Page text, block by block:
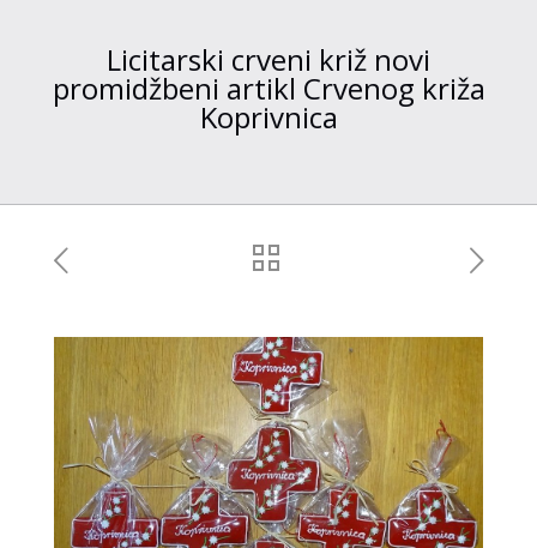
Licitarski crveni križ novi
promidžbeni artikl Crvenog križa
Koprivnica